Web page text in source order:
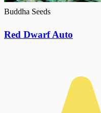
Buddha Seeds
Red Dwarf Auto